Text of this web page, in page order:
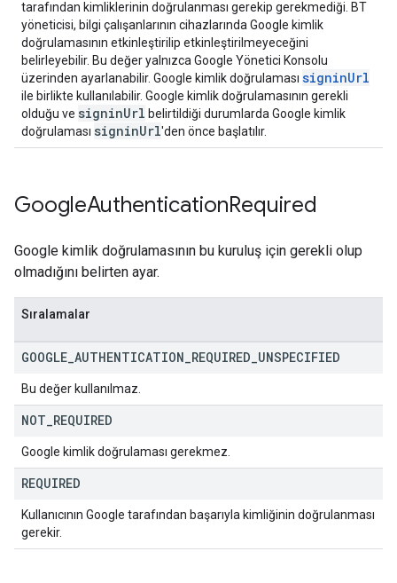
tarafından kimliklerinin doğrulanması gerekip gerekmediği. BT
yöneticisi, bilgi çalışanlarının cihazlarında Google kimlik
doğrulamasının etkinleştirilip etkinleştirilmeyeceğini
belirleyebilir. Bu değer yalnızca Google Yönetici Konsolu
üzerinden ayarlanabilir. Google kimlik doğrulaması signinUrl
ile birlikte kullanılabilir. Google kimlik doğrulamasının gerekli
olduğu ve signinUrl belirtildiği durumlarda Google kimlik
doğrulaması signinUrl'den önce başlatılır.
GoogleAuthenticationRequired
Google kimlik doğrulamasının bu kuruluş için gerekli olup
olmadığını belirten ayar.
Sıralamalar
GOOGLE AUTHENTICATION REQUIRED UNSPECIFIED
Bu değer kullanılmaz.
NOT REQUIRED
Google kimlik doğrulaması gerekmez.
REQUIRED
Kullanıcının Google tarafından başarıyla kimliğinin doğrulanması
gerekir.